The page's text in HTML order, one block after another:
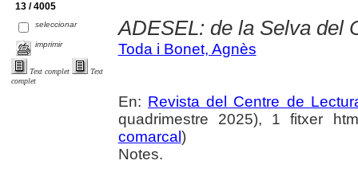
13 / 4005
seleccionar
imprimir
Text complet
Text
complet
ADESEL: de la Selva del
Toda i Bonet, Agnès
En: Revista del Centre de
quadrimestre 2025), 1 fitxer
comarcal)
Notes.